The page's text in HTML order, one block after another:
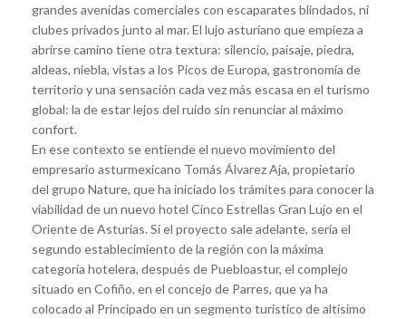
grandes avenidas comerciales con escaparates blindados, ni
clubes privados junto al mar. El lujo asturiano que empieza a
abrirse camino tiene otra textura: silencio, paisaje, piedra,
aldeas, niebla, vistas a los Picos de Europa, gastronomía de
territorio y una sensación cada vez más escasa en el turismo
global: la de estar lejos del ruido sin renunciar al máximo
confort.
En ese contexto se entiende el nuevo movimiento del
empresario asturmexicano Tomás Álvarez Aja, propietario
del grupo Nature, que ha iniciado los trámites para conocer la
viabilidad de un nuevo hotel Cinco Estrellas Gran Lujo en el
Oriente de Asturias. Si el proyecto sale adelante, sería el
segundo establecimiento de la región con la máxima
categoría hotelera, después de Puebloastur, el complejo
situado en Cofiño, en el concejo de Parres, que ya ha
colocado al Principado en un segmento turístico de altísimo